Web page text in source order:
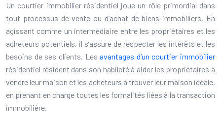
Un courtier immobilier résidentiel joue un rôle primordial dans
tout processus de vente ou d’achat de biens immobiliers. En
agissant comme un intermédiaire entre les propriétaires et les
acheteurs potentiels, il s’assure de respecter les intérêts et les
besoins de ses clients. Lesavantages d’un courtier immobilier
résidentiel résident dans son habileté à aider les propriétaires à
vendre leur maison et les acheteurs à trouver leur maison idéale,
en prenant en charge toutes les formalités liées à la transaction
immobilière.